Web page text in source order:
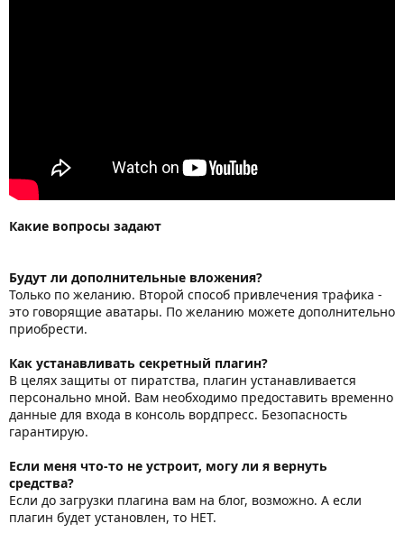
Какие вопросы задают
Будут ли дополнительные вложения?
Только по желанию. Второй способ привлечения трафика -
это говорящие аватары. По желанию можете дополнительно
приобрести.
Как устанавливать секретный плагин?
В целях защиты от пиратства, плагин устанавливается
персонально мной. Вам необходимо предоставить временно
данные для входа в консоль вордпресс. Безопасность
гарантирую.
Если меня что-то не устроит, могу ли я вернуть
средства?
Если до загрузки плагина вам на блог, возможно. А если
плагин будет установлен, то НЕТ.